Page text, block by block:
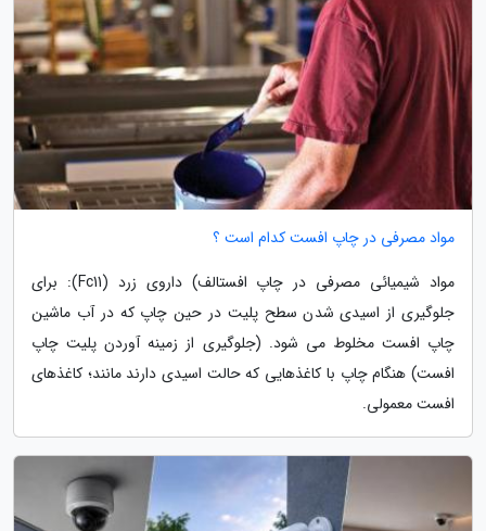
مواد مصرفی در چاپ افست کدام است ؟
مواد شیمیائی مصرفی در چاپ افستالف) داروی زرد (Fc11): برای
جلوگیری از اسیدی شدن سطح پلیت در حین چاپ که در آب ماشین
چاپ افست مخلوط می شود. (جلوگیری از زمینه آوردن پلیت چاپ
افست) هنگام چاپ با کاغذهایی که حالت اسیدی دارند مانند؛ کاغذهای
افست معمولی.